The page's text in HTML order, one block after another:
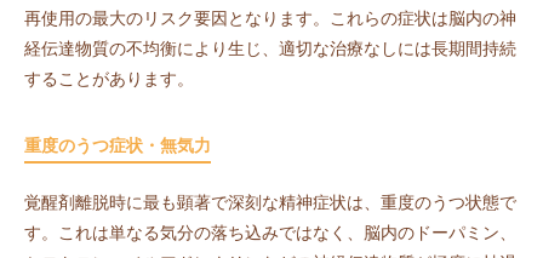
再使用の最大のリスク要因となります。これらの症状は脳内の神
経伝達物質の不均衡により生じ、適切な治療なしには長期間持続
することがあります。
重度のうつ症状・無気力
覚醒剤離脱時に最も顕著で深刻な精神症状は、重度のうつ状態で
す。これは単なる気分の落ち込みではなく、脳内のドーパミン、